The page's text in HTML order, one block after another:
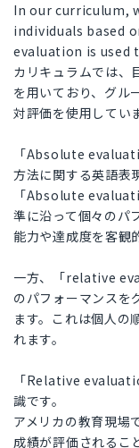
In our curriculum,
individuals based
evaluation is
カリキュラムでは、
を用いており、グル
対評価を使用してい
「Absolute
方法に関する英語表
「Absolute
準に沿って個々のパ
能力や達成度を客観
一方、「relative
のパフォーマンスを
ます。これは個人の
れます。
「Relative
識です。
アメリカの教育現場
成績が評価されるこ